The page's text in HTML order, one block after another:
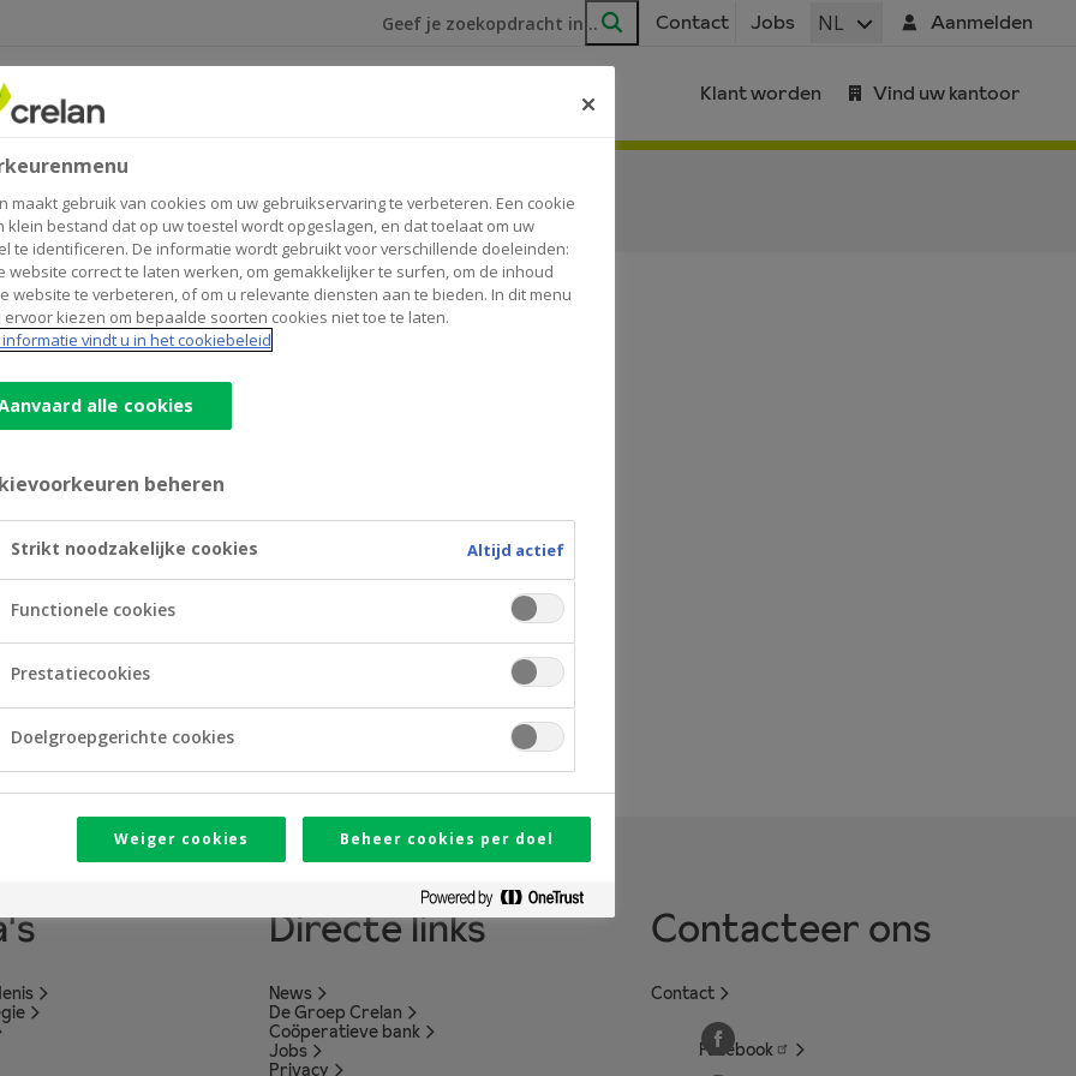
Ik ben op zoek naar
Zoeken
Contact Jobs NL Aanmelden
Klant worden Vind uw kantoor
Home
Sparen en beleggen
Directe links
News
De Groep Crelan
Coöperatieve bank
Jobs
Privacy
Contacteer ons
Contact
Facebook
maakt gebruik van cookies om uw gebruikservaring te verbeteren. Een cookie
klein bestand dat op uw toestel wordt opgeslagen, en dat toelaat om uw
te identificeren. De informatie wordt gebruikt voor verschillende doeleinden:
website correct te laten werken, om gemakkelijker te surfen, om de inhoud
website te verbeteren, of om u relevante diensten aan te bieden. In dit menu
ervoor kiezen om bepaalde soorten cookies niet toe te laten.
vindt u in het cookiebeleid
alle cookies
beheren
Strikt noodzakelijke cookies Altijd actief
Functionele cookies
Prestatiecookies
Doelgroepgerichte cookies
Weiger cookies Beheer cookies per doel